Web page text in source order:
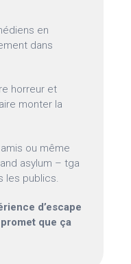
en
dans
horreur et
monter la
ou même
asylum – tga
les publics.
d’escape
que ça